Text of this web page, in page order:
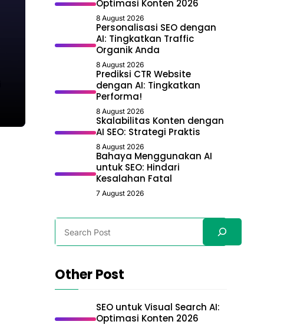
Optimasi Konten 2026
8 August 2026
Personalisasi SEO dengan
AI: Tingkatkan Traffic
Organik Anda
8 August 2026
Prediksi CTR Website
dengan AI: Tingkatkan
Performa!
8 August 2026
Skalabilitas Konten dengan
AI SEO: Strategi Praktis
8 August 2026
Bahaya Menggunakan AI
untuk SEO: Hindari
Kesalahan Fatal
7 August 2026
Other Post
SEO untuk Visual Search AI:
Optimasi Konten 2026